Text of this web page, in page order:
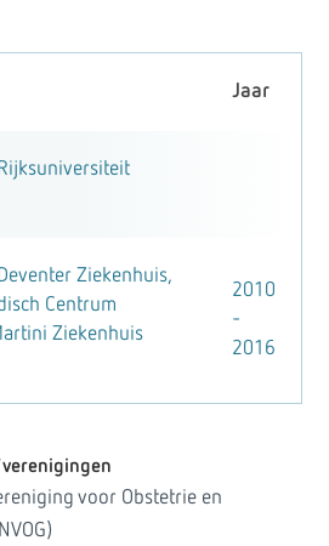
Jaar
Ziekenhuis,
Centrum
Ziekenhuis
2010
-
2016
voor Obstetrie en